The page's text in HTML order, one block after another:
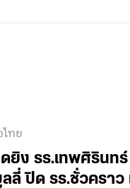
ทย
ยิง รร.เทพศิริน
ปิด รร.ชั่วคราว